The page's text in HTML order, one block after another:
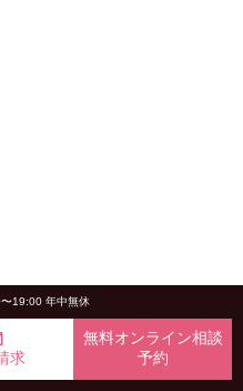
19:00 年中無休
求
無料オンライン相談
予約